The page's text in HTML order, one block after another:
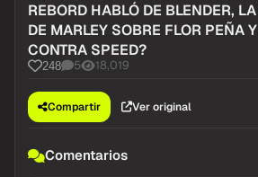
REBORD HABLÓ DE BLENDER,
DE MARLEY SOBRE FLOR PEÑA
CONTRA SPEED?
248 5 18,019
Compartir Ver original
Comentarios